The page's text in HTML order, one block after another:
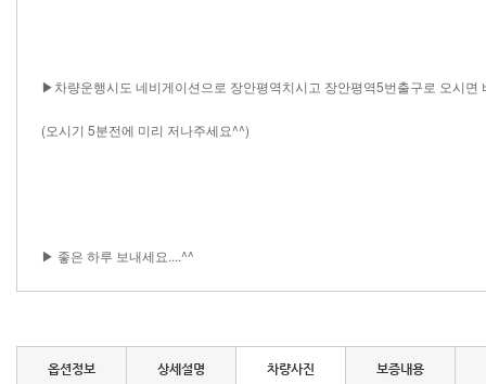
▶차량운행시도 네비게이션으로 장안평역치시고 장안평역5번출구로 오시면
(오시기 5분전에 미리 저나주세요^^)
▶ 좋은 하루 보내세요....^^​ ​​​​ ​ ​​​​​​​​ ​​​​​​​​​​ ​ ​​​​​​​​​ ​​​​​​​ ​​​ ​​​​​​​​​​ ​​​​​​​​​ ​​​​​ ​​​​​ ​​​​ ​​​​ ​ ​ ​ ​​
옵션정보 상세설명 차량사진 보증내용